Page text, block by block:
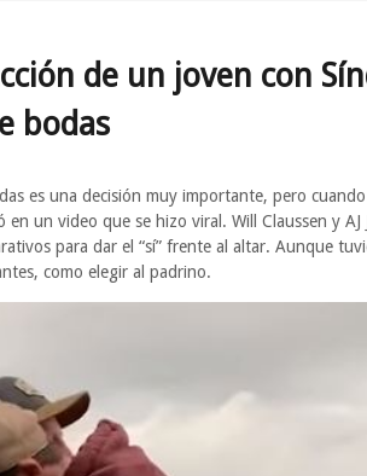
de un joven con
bodas
es una decisión muy importante, pero
en un video que se hizo viral. Will Claussen y
para dar el “sí” frente al altar. Aunque
como elegir al padrino.